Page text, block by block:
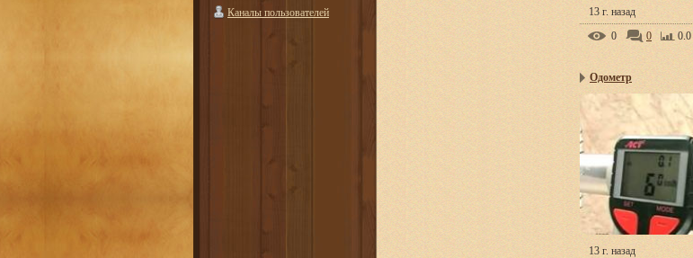
Каналы пользователей
13 г. назад
0
0 0.0
Одометр
13 г. назад